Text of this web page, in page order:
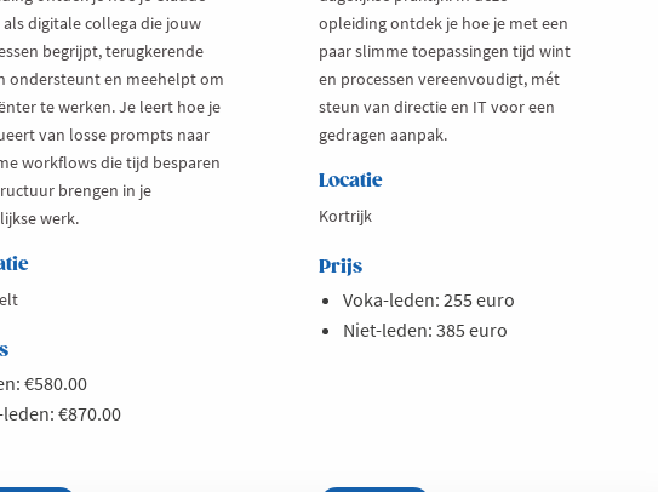
als digitale collega die jouw
begrijpt, terugkerende
ondersteunt en meehelpt om
te werken. Je leert hoe je
van losse prompts naar
workflows die tijd besparen
brengen in je
werk.
€580.00
€870.00
opleiding ontdek je hoe je met een
paar slimme toepassingen tijd wint
en processen vereenvoudigt, mét
steun van directie en IT voor een
gedragen aanpak.
Locatie
Kortrijk
Prijs
Voka-leden: 255 euro
Niet-leden: 385 euro